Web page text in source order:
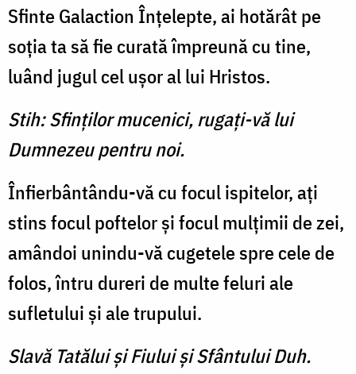
Sfinte Galaction Înţelepte, ai hotărât pe
soţia ta să fie curată împreună cu tine,
luând jugul cel uşor al lui Hristos.
Stih: Sfinţilor mucenici, rugaţi-vă lui
Dumnezeu pentru noi.
Înfierbântându-vă cu focul ispitelor, aţi
stins focul poftelor şi focul mulţimii de zei,
amândoi unindu-vă cugetele spre cele de
folos, întru dureri de multe feluri ale
sufletului şi ale trupului.
Slavă Tatălui şi Fiului şi Sfântului Duh.